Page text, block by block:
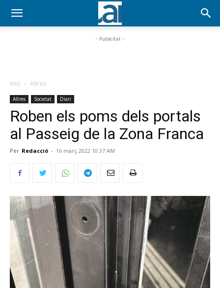
- Publicitat -
Inici Altres
Altres Societat Diari
Roben els poms dels portals
al Passeig de la Zona Franca
Per Redacció - 16 març 2022 10:37 AM